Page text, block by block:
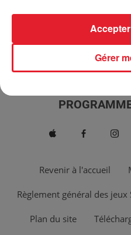
ACTUS
Revenir à l'accueil
Règlement général des jeux
Plan du site
Gérer